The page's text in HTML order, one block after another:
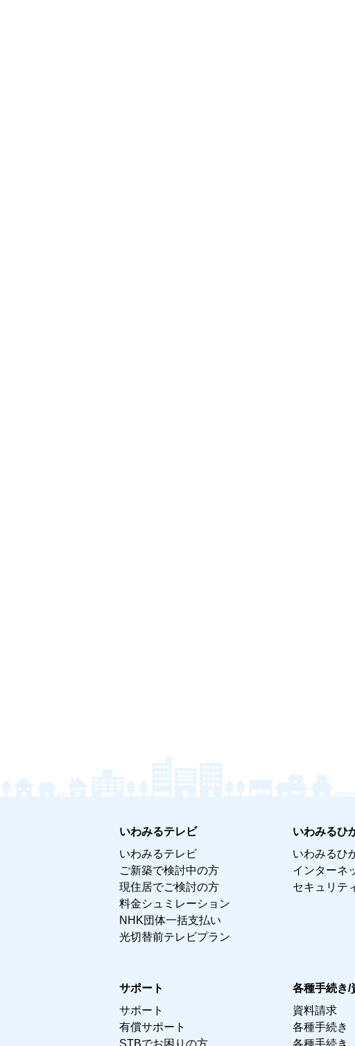
いわみるテレビ
いわみるテレビ
ご新築で検討中の方
現住居でご検討の方
料金シュミレーション
NHK団体一括支払い
光切替前テレビプラン
いわみるひ
いわみるひ
インターネ
セキュリテ
サポート
サポート
有償サポート
STBでお困りの方
各種手続き/
資料請求
各種手続き
各種手続き